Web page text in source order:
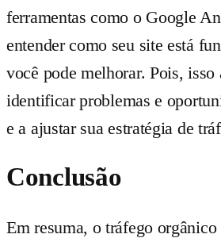
ferramentas como o Google
entender como seu site está
você pode melhorar. Pois, isso
identificar problemas e
e a ajustar sua estratégia de
Conclusão
Em resuma, o tráfego orgânico